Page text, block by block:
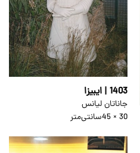
1403 | ایبیزا
جاناتان لیانس
30 × 45
سانتی‌متر